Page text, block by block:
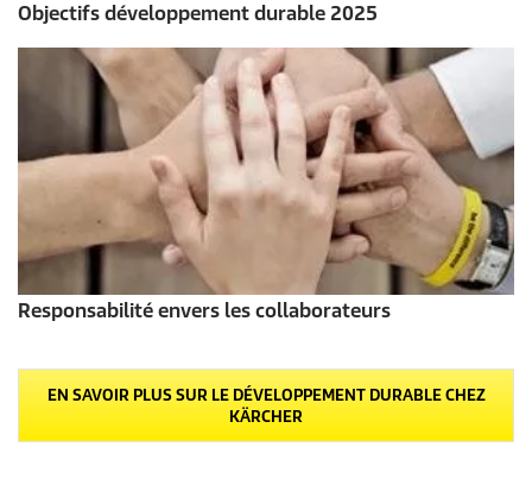
Objectifs développement durable 2025
Responsabilité envers les collaborateurs
EN SAVOIR PLUS SUR LE DÉVELOPPEMENT DURABLE CHEZ
KÄRCHER